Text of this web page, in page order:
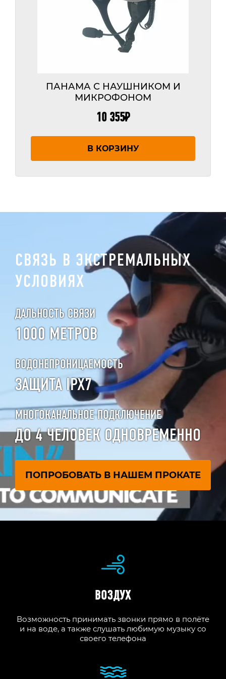
ПАНАМА С НАУШНИКОМ И
МИКРОФОНОМ
10 355₽
В КОРЗИНУ
СВЯЗЬ В ЭКСТРЕМАЛЬНЫХ
УСЛОВИЯХ
ДАЛЬНОСТЬ СВЯЗИ
1000 МЕТРОВ
ВОДОНЕПРОНИЦАЕМОСТЬ
ЗАЩИТА IPX7
МНОГОКАНАЛЬНОЕ ПОДКЛЮЧЕНИЕ
ДО 4 ЧЕЛОВЕК ОДНОВРЕМЕННО
ПОПРОБОВАТЬ В НАШЕМ ПРОКАТЕ
ВОЗДУХ
Возможность принимать звонки прямо в полёте
и на воде, а также слушать любимую музыку со
своего телефона